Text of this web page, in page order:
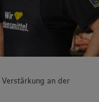
Verstärkung an der